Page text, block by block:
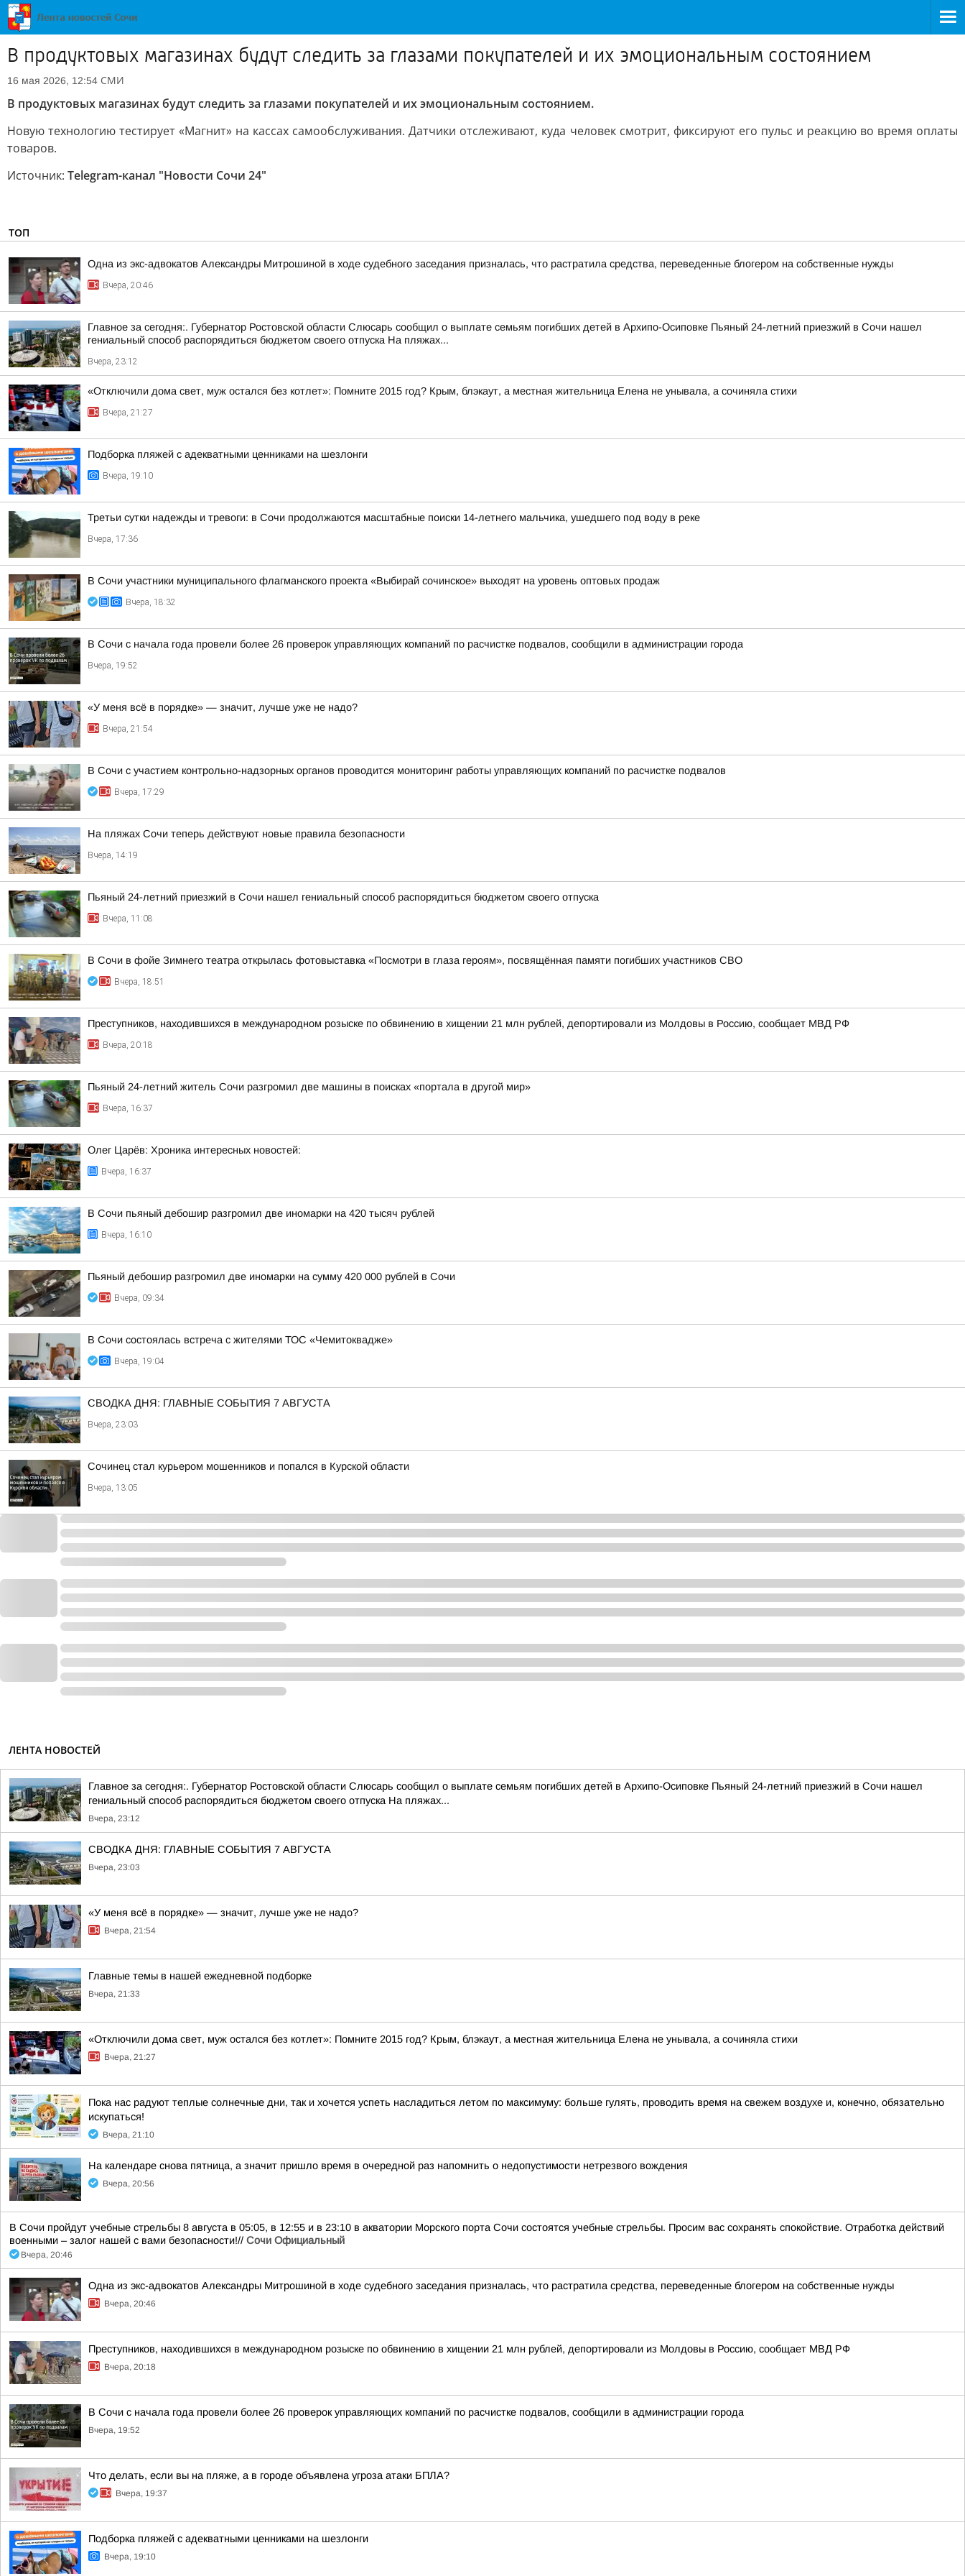
В продуктовых магазинах будут следить за глазами покупателей и их эмоциональным состоянием
16 мая 2026, 12:54 СМИ
В продуктовых магазинах будут следить за глазами покупателей и их эмоциональным состоянием.
Новую технологию тестирует «Магнит» на кассах самообслуживания. Датчики отслеживают, куда человек смотрит, фиксируют его пульс и реакцию во время оплаты
товаров.
Источник: Telegram-канал "Новости Сочи 24"
ТОП
Одна из экс-адвокатов Александры Митрошиной в ходе судебного заседания призналась, что растратила средства, переведенные блогером на собственные нужды
Вчера, 20:46
Главное за сегодня:. Губернатор Ростовской области Слюсарь сообщил о выплате семьям погибших детей в Архипо-Осиповке Пьяный 24-летний приезжий в Сочи нашел
гениальный способ распорядиться бюджетом своего отпуска На пляжах...
Вчера, 23:12
«Отключили дома свет, муж остался без котлет»: Помните 2015 год? Крым, блэкаут, а местная жительница Елена не унывала, а сочиняла стихи
Вчера, 21:27
Подборка пляжей с адекватными ценниками на шезлонги
Вчера, 19:10
Третьи сутки надежды и тревоги: в Сочи продолжаются масштабные поиски 14-летнего мальчика, ушедшего под воду в реке
Вчера, 17:36
В Сочи участники муниципального флагманского проекта «Выбирай сочинское» выходят на уровень оптовых продаж
Вчера, 18:32
В Сочи с начала года провели более 26 проверок управляющих компаний по расчистке подвалов, сообщили в администрации города
Вчера, 19:52
«У меня всё в порядке» — значит, лучше уже не надо?
Вчера, 21:54
В Сочи с участием контрольно-надзорных органов проводится мониторинг работы управляющих компаний по расчистке подвалов
Вчера, 17:29
На пляжах Сочи теперь действуют новые правила безопасности
Вчера, 14:19
Пьяный 24-летний приезжий в Сочи нашел гениальный способ распорядиться бюджетом своего отпуска
Вчера, 11:08
В Сочи в фойе Зимнего театра открылась фотовыставка «Посмотри в глаза героям», посвящённая памяти погибших участников СВО
Вчера, 18:51
Преступников, находившихся в международном розыске по обвинению в хищении 21 млн рублей, депортировали из Молдовы в Россию, сообщает МВД РФ
Вчера, 20:18
Пьяный 24-летний житель Сочи разгромил две машины в поисках «портала в другой мир»
Вчера, 16:37
Олег Царёв: Хроника интересных новостей:
Вчера, 16:37
В Сочи пьяный дебошир разгромил две иномарки на 420 тысяч рублей
Вчера, 16:10
Пьяный дебошир разгромил две иномарки на сумму 420 000 рублей в Сочи
Вчера, 09:34
В Сочи состоялась встреча с жителями ТОС «Чемитоквадже»
Вчера, 19:04
СВОДКА ДНЯ: ГЛАВНЫЕ СОБЫТИЯ 7 АВГУСТА
Вчера, 23:03
Сочинец стал курьером мошенников и попался в Курской области
Вчера, 13:05
ЛЕНТА НОВОСТЕЙ
Главное за сегодня:. Губернатор Ростовской области Слюсарь сообщил о выплате семьям погибших детей в Архипо-Осиповке Пьяный 24-летний приезжий в Сочи нашел
гениальный способ распорядиться бюджетом своего отпуска На пляжах...
Вчера, 23:12
СВОДКА ДНЯ: ГЛАВНЫЕ СОБЫТИЯ 7 АВГУСТА
Вчера, 23:03
«У меня всё в порядке» — значит, лучше уже не надо?
Вчера, 21:54
Главные темы в нашей ежедневной подборке
Вчера, 21:33
«Отключили дома свет, муж остался без котлет»: Помните 2015 год? Крым, блэкаут, а местная жительница Елена не унывала, а сочиняла стихи
Вчера, 21:27
Пока нас радуют теплые солнечные дни, так и хочется успеть насладиться летом по максимуму: больше гулять, проводить время на свежем воздухе и, конечно, обязательно
искупаться!
Вчера, 21:10
На календаре снова пятница, а значит пришло время в очередной раз напомнить о недопустимости нетрезвого вождения
Вчера, 20:56
В Сочи пройдут учебные стрельбы 8 августа в 05:05, в 12:55 и в 23:10 в акватории Морского порта Сочи состоятся учебные стрельбы. Просим вас сохранять спокойствие. Отработка действий
военными – залог нашей с вами безопасности!// Сочи Официальный
Вчера, 20:46
Одна из экс-адвокатов Александры Митрошиной в ходе судебного заседания призналась, что растратила средства, переведенные блогером на собственные нужды
Вчера, 20:46
Преступников, находившихся в международном розыске по обвинению в хищении 21 млн рублей, депортировали из Молдовы в Россию, сообщает МВД РФ
Вчера, 20:18
В Сочи с начала года провели более 26 проверок управляющих компаний по расчистке подвалов, сообщили в администрации города
Вчера, 19:52
Что делать, если вы на пляже, а в городе объявлена угроза атаки БПЛА?
Вчера, 19:37
Подборка пляжей с адекватными ценниками на шезлонги
Вчера, 19:10